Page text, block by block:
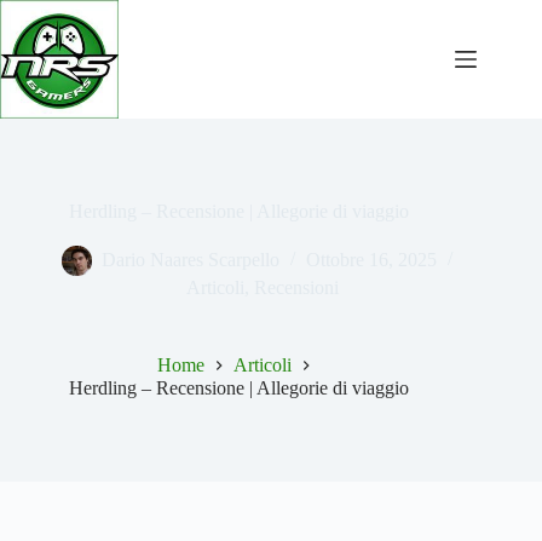
Salta
contenuto
Home
Articoli
Herdling – Recensione | Allegorie di viaggio